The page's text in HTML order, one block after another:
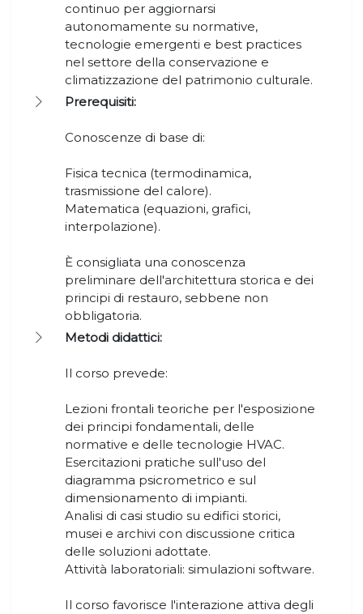
continuo per aggiornarsi
autonomamente su normative,
tecnologie emergenti e best practices
nel settore della conservazione e
climatizzazione del patrimonio culturale.
Prerequisiti:
Conoscenze di base di:
Fisica tecnica (termodinamica,
trasmissione del calore).
Matematica (equazioni, grafici,
interpolazione).
È consigliata una conoscenza
preliminare dell'architettura storica e dei
principi di restauro, sebbene non
obbligatoria.
Metodi didattici:
Il corso prevede:
Lezioni frontali teoriche per l'esposizione
dei principi fondamentali, delle
normative e delle tecnologie HVAC.
Esercitazioni pratiche sull'uso del
diagramma psicrometrico e sul
dimensionamento di impianti.
Analisi di casi studio su edifici storici,
musei e archivi con discussione critica
delle soluzioni adottate.
Attività laboratoriali: simulazioni software.
Il corso favorisce l'interazione attiva degli